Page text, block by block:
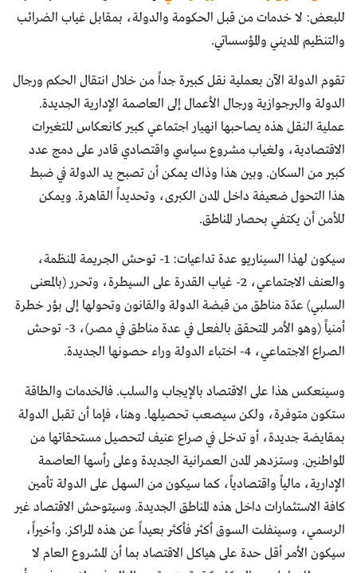
للبعض: لا خدمات من قبل الحكومة والدولة، بمقابل غياب الضرائب
والتنظيم المديني والمؤسساتي.
تقوم الدولة الآن بعملية نقل كبيرة جداً من خلال انتقال الحكم ورجال
الدولة والبرجوازية ورجال الأعمال إلى العاصمة الإدارية الجديدة.
عملية النقل هذه يصاحبها انهيار اجتماعي كبير كانعكاس للتغيرات
الاقتصادية، ولغياب مشروع سياسي واقتصادي قادر على دمج عدد
كبير من السكان. وبين هذا وذاك يمكن أن تصبح يد الدولة في ضبط
هذا التحول ضعيفة داخل المدن الكبرى، وتحديداً القاهرة. ويمكن
للأمن أن يكتفي بحصار المناطق.
سيكون لهذا السيناريو عدة تداعيات: 1- توحش الجريمة المنظمة،
والعنف الاجتماعي، 2- غياب القدرة على السيطرة، وتحرر (بالمعنى
السلبي) عدّة مناطق من قبضة الدولة والقانون وتحولها إلى بؤر خطرة
أمنياً (وهو الأمر المتحقق بالفعل في عدة مناطق في مصر)، 3- توحش
الصراع الاجتماعي، 4- اختباء الدولة وراء حصونها الجديدة.
وسينعكس هذا على الاقتصاد بالإيجاب والسلب. فالخدمات والطاقة
ستكون متوفرة، ولكن سيصعب تحصيلها. وهنا، فإما أن تقبل الدولة
بمقايضة جديدة، أو تدخل في صراع عنيف لتحصيل مستحقاتها من
المواطنين. وستزدهر المدن العمرانية الجديدة وعلى رأسها العاصمة
الإدارية، مالياً واقتصادياً، كما سيكون من السهل على الدولة تأمين
كافة الاستثمارات داخل هذه المناطق الجديدة. وسيتوحش الاقتصاد غير
الرسمي، وسينفلت السوق أكثر فأكثر بعيداً عن هذه المراكز. وأخيراً،
سيكون الأمر أقل حدة على هياكل الاقتصاد بما أن المشروع العام لا